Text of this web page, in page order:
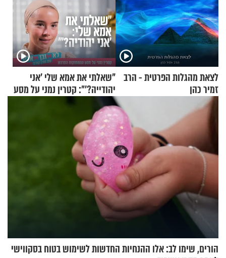
לצאת מהגלות הפרטית - הרב
זמיר כהן
"שאלתי את אמא שלי 'אני
יהודייה?'": קטרין נמני על מסע
ההתחזקות המרגש
הורים, שימו לב: אלו ההנחיות החדשות לשימוש בטוח בסקווישי